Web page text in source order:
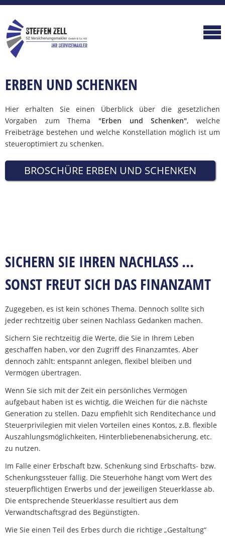
ERBEN UND SCHENKEN
Hier erhalten Sie einen Überblick über die gesetzlichen
Vorgaben zum Thema "Erben und Schenken", welche
Freibeträge bestehen und welche Konstellation möglich ist um
steueroptimiert zu schenken.
BROSCHÜRE ERBEN UND SCHENKEN
SICHERN SIE IHREN NACHLASS ...
SONST FREUT SICH DAS FINANZAMT
Zugegeben, es ist kein schönes Thema. Dennoch sollte sich
jeder rechtzeitig über seinen Nachlass Gedanken machen.
Sichern Sie rechtzeitig die Werte, die Sie in Ihrem Leben
geschaffen haben, vor den Zugriff des Finanzamtes. Aber
dennoch zählt: entspannt anlegen, flexibel bleiben und
Vermögen übertragen.
Wenn Sie sich mit der Zeit ein persönliches Vermögen
aufgebaut haben ist es wichtig, die Weichen für die nächste
Generation zu stellen. Dazu empfiehlt sich Renditechance und
Steuerprivilegien mit vielen Vorteilen eines Kontos, z.B. flexible
Auszahlungsmöglichkeiten, Hinterbliebenenabsicherung, etc.
zu nutzen.
Im Falle einer Erbschaft bzw. Schenkung sind Erbschafts- bzw.
Schenkungssteuer fällig. Die Steuerhöhe hängt vom Wert des
steuerpflichtigen Erwerbs und der jeweiligen Steuerklasse ab.
Die entsprechende Steuerklasse resultiert aus dem
Verwandtschaftsgrad des Begünstigten.
Wie Sie einen Teil des Erbes durch die richtige „Gestaltung“
Datenschutzerklärung